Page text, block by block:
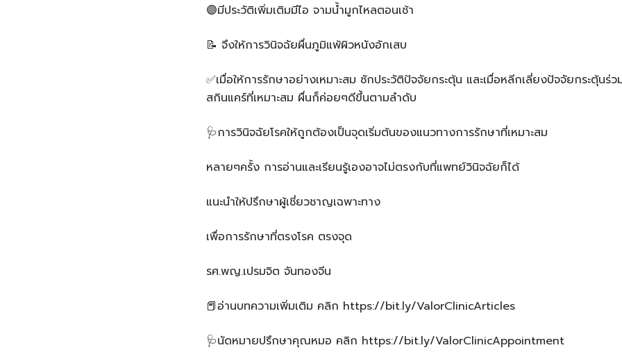
🟣มีประวัติเพิ่มเติมมีไอ จามน้ำมูกไหลตอนเช้า
📝 จึงให้การวินิจฉัยผื่นภูมิแพ้ผิวหนังอักเสบ
✅️เมื่อให้การรักษาอย่างเหมาะสม ซักประวัติปัจจัยกระตุ้น และเมื่อหลีกเลี่ยงปัจจัยกระตุ้นร่ว
สกินแคร์ที่เหมาะสม ผื่นก็ค่อยๆดีขึ้นตามลำดับ
🩺การวินิจฉัยโรคให้ถูกต้องเป็นจุดเริ่มต้นของแนวทางการรักษาที่เหมาะสม
หลายๆครั้ง การอ่านและเรียนรู้เองอาจไม่ตรงกับที่แพทย์วินิจฉัยก็ได้
แนะนำให้ปรึกษาผู้เชี่ยวชาญเฉพาะทาง
เพื่อการรักษาที่ตรงโรค ตรงจุด
รศ.พญ.เปรมจิต จันทองจีน
📕อ่านบทความเพิ่มเติม คลิก https://bit.ly/ValorClinicArticles
🩺นัดหมายปรึกษาคุณหมอ คลิก https://bit.ly/ValorClinicAppointment